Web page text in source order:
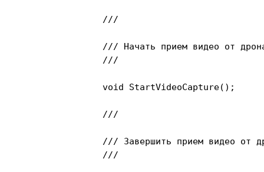
		///
		///
		void StartVideoCapture();
		///
		///